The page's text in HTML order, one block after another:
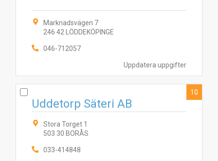
Uppdatera uppgifter
Marknadsvägen 7
246 42 LÖDDEKÖPINGE
046-712057
Uddetorp Säteri AB
Stora Torget 1
503 30 BORÅS
033-414848
10